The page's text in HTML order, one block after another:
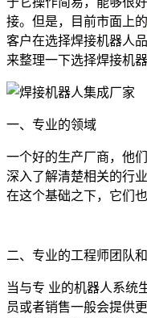
接。但是，目前市面上的
客户在选择焊接机器人
来整理一下选择焊接机
一、专业的领域
一个好的生产厂商，他
深入了解清楚相关的行
在这个基础之下，它们
二、专业的工程师团队
当与专 业的机器人系统
员或者销售一般会提供